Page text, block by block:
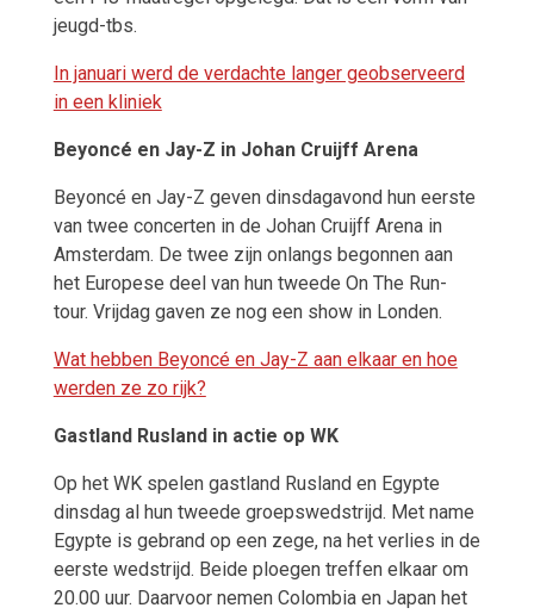
jeugd-tbs.
In januari werd de verdachte langer geobserveerd
in een kliniek
Beyoncé en Jay-Z in Johan Cruijff Arena
Beyoncé en Jay-Z geven dinsdagavond hun eerste
van twee concerten in de Johan Cruijff Arena in
Amsterdam. De twee zijn onlangs begonnen aan
het Europese deel van hun tweede On The Run-
tour. Vrijdag gaven ze nog een show in Londen.
Wat hebben Beyoncé en Jay-Z aan elkaar en hoe
werden ze zo rijk?
Gastland Rusland in actie op WK
Op het WK spelen gastland Rusland en Egypte
dinsdag al hun tweede groepswedstrijd. Met name
Egypte is gebrand op een zege, na het verlies in de
eerste wedstrijd. Beide ploegen treffen elkaar om
20.00 uur. Daarvoor nemen Colombia en Japan het